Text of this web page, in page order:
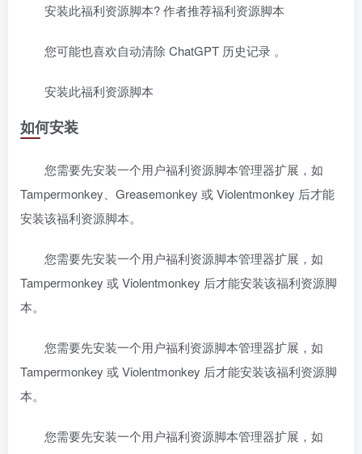
安装此福利资源脚本? 作者推荐福利资源脚本
您可能也喜欢自动清除 ChatGPT 历史记录 ️。
安装此福利资源脚本
如何安装
您需要先安装一个用户福利资源脚本管理器扩展，如
Tampermonkey、Greasemonkey 或 Violentmonkey 后才能
安装该福利资源脚本。
您需要先安装一个用户福利资源脚本管理器扩展，如
Tampermonkey 或 Violentmonkey 后才能安装该福利资源脚
本。
您需要先安装一个用户福利资源脚本管理器扩展，如
Tampermonkey 或 Violentmonkey 后才能安装该福利资源脚
本。
您需要先安装一个用户福利资源脚本管理器扩展，如